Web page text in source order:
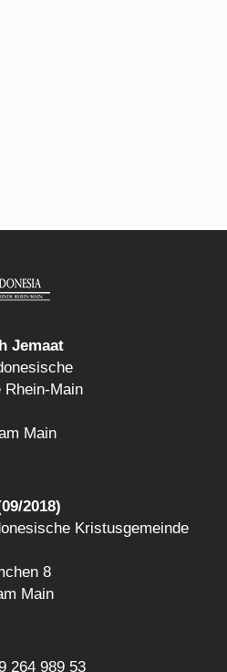
Jemaat
Rhein-Main
Main
2018)
Kristusgemeinde
8
Main
264 989 53